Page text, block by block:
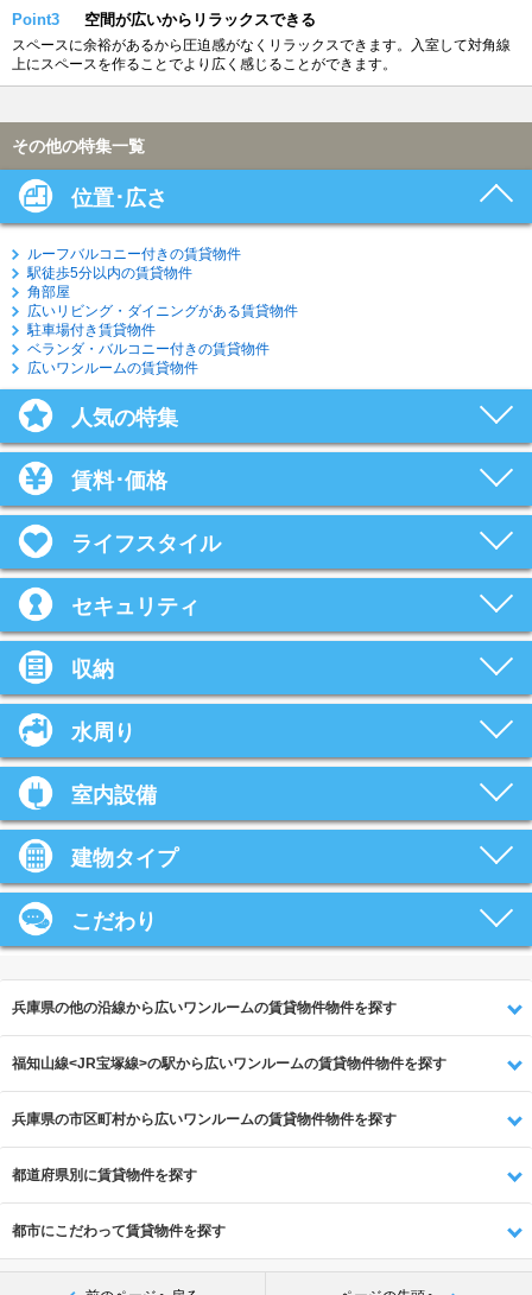
Point3 空間が広いからリラックスできる
スペースに余裕があるから圧迫感がなくリラックスできます。入室して対角線
上にスペースを作ることでより広く感じることができます。
その他の特集一覧
位置･広さ
ルーフバルコニー付きの賃貸物件
駅徒歩5分以内の賃貸物件
角部屋
広いリビング・ダイニングがある賃貸物件
駐車場付き賃貸物件
ベランダ・バルコニー付きの賃貸物件
広いワンルームの賃貸物件
人気の特集
賃料･価格
ライフスタイル
セキュリティ
収納
水周り
室内設備
建物タイプ
こだわり
兵庫県の他の沿線から広いワンルームの賃貸物件物件を探す
福知山線<JR宝塚線>の駅から広いワンルームの賃貸物件物件を探す
兵庫県の市区町村から広いワンルームの賃貸物件物件を探す
都道府県別に賃貸物件を探す
都市にこだわって賃貸物件を探す